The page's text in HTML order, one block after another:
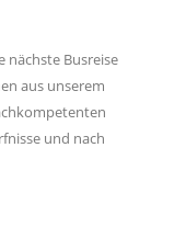
nächste Busreise
aus unserem
und nach